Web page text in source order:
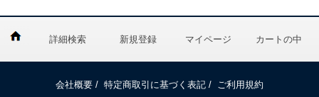
詳細検索 新規登録 マイページ カートの中
会社概要 / 特定商取引に基づく表記 /
ご利用規約